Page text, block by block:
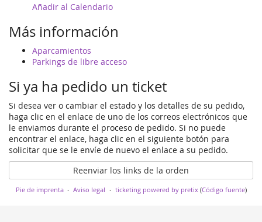
happen?
Añadir al Calendario
Más información
Aparcamientos
Parkings de libre acceso
Si ya ha pedido un ticket
Si desea ver o cambiar el estado y los detalles de su pedido,
haga clic en el enlace de uno de los correos electrónicos que
le enviamos durante el proceso de pedido. Si no puede
encontrar el enlace, haga clic en el siguiente botón para
solicitar que se le envíe de nuevo el enlace a su pedido.
Reenviar los links de la orden
Pie de imprenta Aviso legal ticketing powered by pretix(Código fuente)